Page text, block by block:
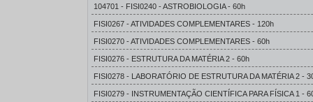
104701 - FISI0240 - ASTROBIOLOGIA - 60h
FISI0267 - ATIVIDADES COMPLEMENTARES - 120h
FISI0270 - ATIVIDADES COMPLEMENTARES - 60h
FISI0276 - ESTRUTURA DA MATÉRIA 2 - 60h
FISI0278 - LABORATÓRIO DE ESTRUTURA DA MATÉRIA 2 -
FISI0279 - INSTRUMENTAÇÃO CIENTÍFICA PARA FÍSICA 1 -